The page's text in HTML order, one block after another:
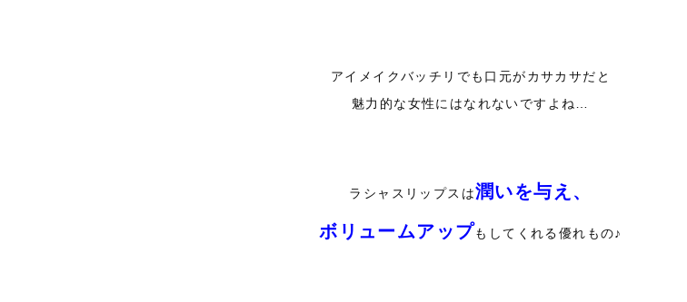
アイメイクバッチリでも口元がカサカサだと
魅力的な女性にはなれないですよね…
ラシャスリップスは潤いを与え、
ボリュームアップもしてくれる優れもの♪